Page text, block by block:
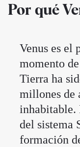
Por qué
Venus es el
momento
Tierra ha
millones de
inhabitable.
del sistema
formación